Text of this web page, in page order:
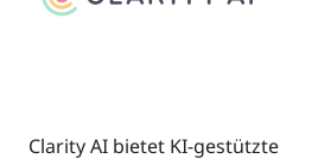
Clarity AI bietet KI-gestützte